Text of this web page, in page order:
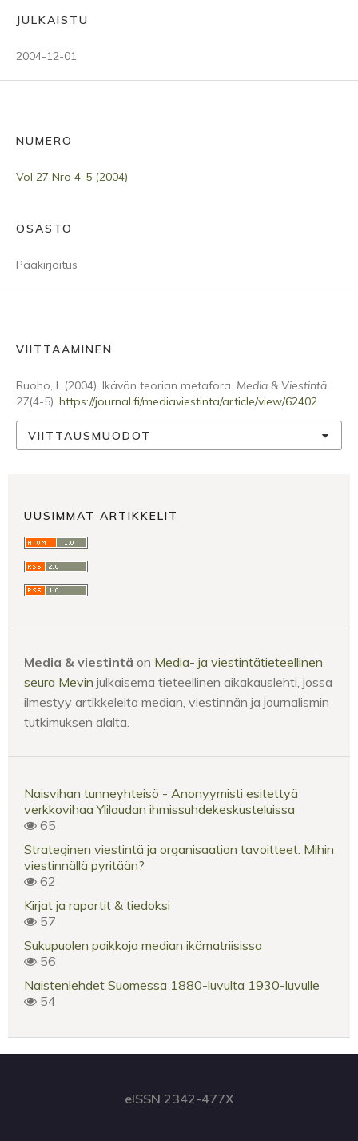
JULKAISTU
2004-12-01
NUMERO
Vol 27 Nro 4-5 (2004)
OSASTO
Pääkirjoitus
VIITTAAMINEN
Ruoho, I. (2004). Ikävän teorian metafora. Media & Viestintä,
27(4-5). https://journal.fi/mediaviestinta/article/view/62402
VIITTAUSMUODOT
UUSIMMAT ARTIKKELIT
Media & viestintä on Media- ja viestintätieteellinen
seura Mevin julkaisema tieteellinen aikakauslehti, jossa
ilmestyy artikkeleita median, viestinnän ja journalismin
tutkimuksen alalta.
Naisvihan tunneyhteisö - Anonyymisti esitettyä
verkkovihaa Ylilaudan ihmissuhdekeskusteluissa
65
Strateginen viestintä ja organisaation tavoitteet: Mihin
viestinnällä pyritään?
62
Kirjat ja raportit & tiedoksi
57
Sukupuolen paikkoja median ikämatriisissa
56
Naistenlehdet Suomessa 1880-luvulta 1930-luvulle
54
eISSN 2342-477X